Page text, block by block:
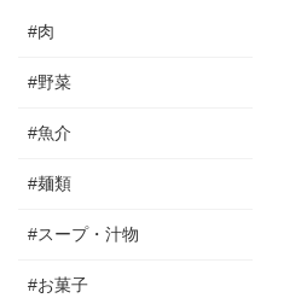
#肉
#野菜
#魚介
#麺類
#スープ・汁物
#お菓子